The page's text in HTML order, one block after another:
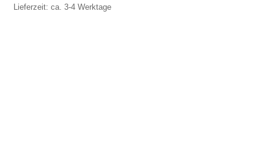
Lieferzeit: ca. 3-4 Werktage